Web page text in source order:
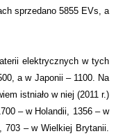
sprzedano 5855 EVs, a
elektrycznych w tych
a w Japonii – 1100. Na
istniało w niej (2011 r.)
– w Holandii, 1356 – w
703 – w Wielkiej Brytanii.